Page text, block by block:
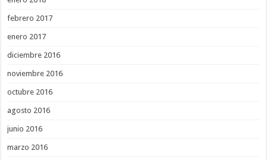
febrero 2017
enero 2017
diciembre 2016
noviembre 2016
octubre 2016
agosto 2016
junio 2016
marzo 2016